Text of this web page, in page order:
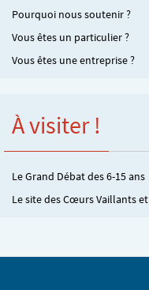
Pourquoi nous soutenir ?
Vous êtes un particulier ?
Vous êtes une entreprise ?
À visiter !
Le Grand Débat des 6-15 ans
Le site des Cœurs Vaillants